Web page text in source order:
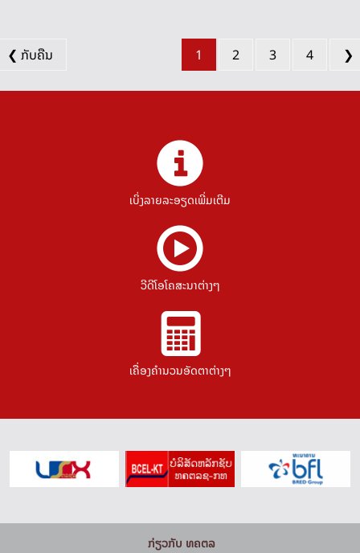
❮ ກັບຄືນ 1 2 3 4 ❯
ເບິ່ງລາຍລະອຽດເພີ່ມເຕີມ
ວີດີໂອໂຄສະນາຕ່າງໆ
ເຄື່ອງຄຳນວນອັດຕາຕ່າງໆ
ກ່ຽວກັບ ທຄຕລ